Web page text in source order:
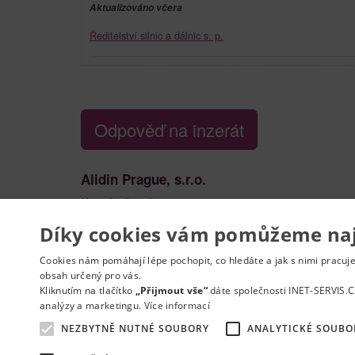
Aktualizováno včera
Ředitelství silnic a dálnic s. p.
Odpověď na inzerát
Alidin Prague, s.r.o.
Kontaktní osoba:
Vytisknout nabídku Nahlásit podezřelý
Kontakt
Díky cookies vám pomůžeme
Cookies nám pomáhají lépe pochopit, co hledáte a jak s nimi
obsah určený pro vás.
Kliknutím na tlačítko „Přijmout vše“dáte společnosti INET-
analýzy a marketingu. Více informací
NEZBYTNĚ NUTNÉ SOUBORY
ANALYTICKÉ